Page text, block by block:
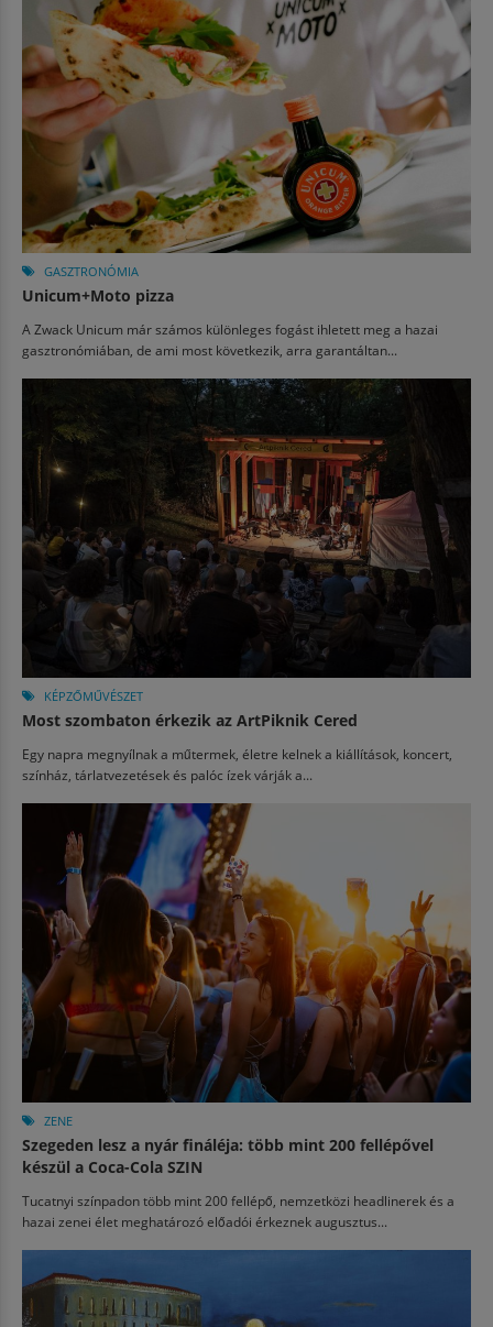
GASZTRONÓMIA
Unicum+Moto pizza
A Zwack Unicum már számos különleges fogást ihletett meg a hazai
gasztronómiában, de ami most következik, arra garantáltan...
KÉPZŐMŰVÉSZET
Most szombaton érkezik az ArtPiknik Cered
Egy napra megnyílnak a műtermek, életre kelnek a kiállítások, koncert,
színház, tárlatvezetések és palóc ízek várják a...
ZENE
Szegeden lesz a nyár fináléja: több mint 200 fellépővel
készül a Coca-Cola SZIN
Tucatnyi színpadon több mint 200 fellépő, nemzetközi headlinerek és a
hazai zenei élet meghatározó előadói érkeznek augusztus...